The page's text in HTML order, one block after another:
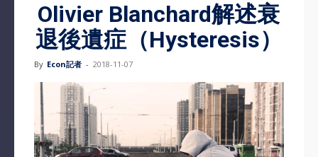
Olivier Blanchard解述衰
退後遺症（Hysteresis）
By Econ記者 - 2018-11-07